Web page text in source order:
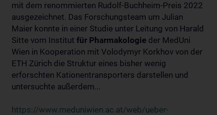
mit dem renommierten Rudolf-Buchheim-Preis 2022
ausgezeichnet. Das Forschungsteam um Julian
Maier konnte in einer Studie unter Leitung von Harald
Sitte vom Institut für Pharmakologie der MedUni
Wien in Kooperation mit Volodymyr Korkhov von der
ETH Zürich die Struktur eines bisher wenig
erforschten Kationentransporters darstellen und
untersuchte außerdem...
https://www.meduniwien.ac.at/web/ueber-